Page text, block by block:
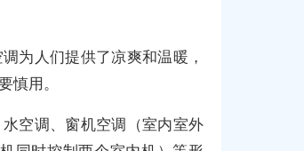
为人们提供了凉爽和温暖，
慎用。
空调、窗机空调（室内室外